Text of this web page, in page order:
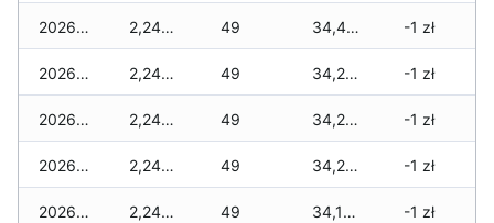
2026-01-29 2,240 zł 49 34,490 zł -1 zł
2026-01-28 2,240 zł 49 34,270 zł -1 zł
2026-01-27 2,240 zł 49 34,250 zł -1 zł
2026-01-26 2,240 zł 49 34,250 zł -1 zł
2026-01-25 2,240 zł 49 34,170 zł -1 zł